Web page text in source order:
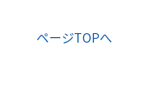
ページTOPへ